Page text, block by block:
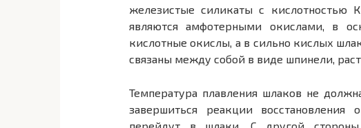
железистые силикаты с
являются амфотерными окислами, в
кислотные окислы, а в сильно кислых
связаны между собой в виде шпинели,
Температура плавления шлаков не
завершиться реакции восстановления
перейдут в шлаки. С другой